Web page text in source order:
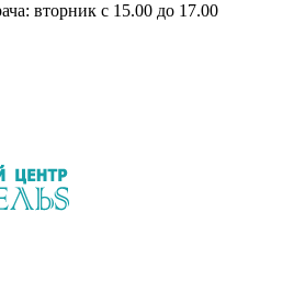
вторник с 15.00 до 17.00